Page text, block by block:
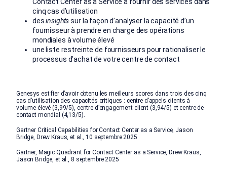
cinq cas d’utilisation
desinsightssur la façon d’analyser la capacité d’un
fournisseur à prendre en charge des opérations
mondiales à volume élevé
une liste restreinte de fournisseurs pour rationaliser le
processus d’achat de votre centre de contact
Genesys est fier d’avoir obtenu les meilleurs scores dans trois des cinq
cas d’utilisation des capacités critiques : centre d’appels clients à
volume élevé (3,99/5), centre d’engagement client (3,94/5) et centre de
contact mondial (4,13/5).
Gartner Critical Capabilities for Contact Center as a Service, Jason
Bridge, Drew Kraus, et al., 10 septembre 2025
Gartner, Magic Quadrant for Contact Center as a Service, Drew Kraus,
Jason Bridge, et al., 8 septembre 2025